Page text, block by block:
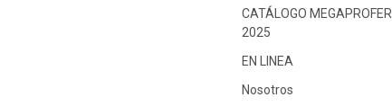
CATÁLOGO MEGAPROFER
2025
EN LINEA
Nosotros